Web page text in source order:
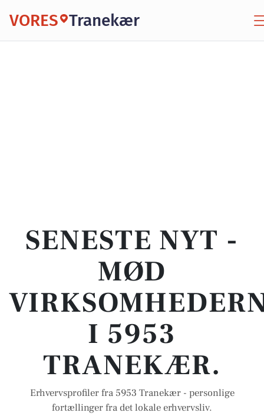
VORES Tranekær
SENESTE NYT -
MØD
I 5953
TRANEKÆR.
Erhvervsprofiler fra 5953 Tranekær - personlige
fortællinger fra det lokale erhvervsliv.